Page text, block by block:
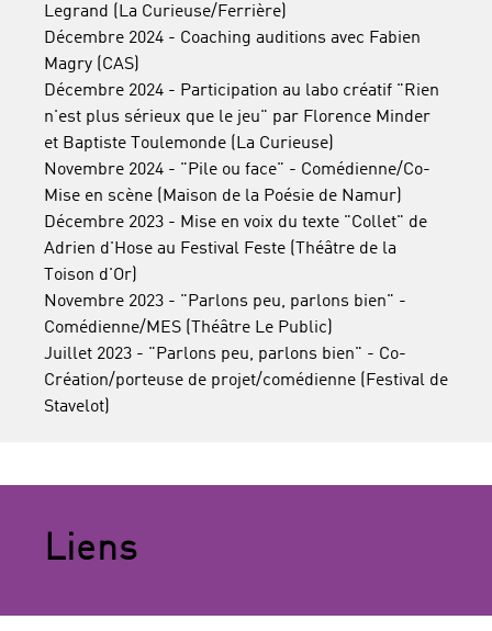
Legrand (La Curieuse/Ferrière)
Décembre 2024 - Coaching auditions avec Fabien
Magry (CAS)
Décembre 2024 - Participation au labo créatif "Rien
n'est plus sérieux que le jeu" par Florence Minder
et Baptiste Toulemonde (La Curieuse)
Novembre 2024 - "Pile ou face" - Comédienne/Co-
Mise en scène (Maison de la Poésie de Namur)
Décembre 2023 - Mise en voix du texte "Collet" de
Adrien d'Hose au Festival Feste (Théâtre de la
Toison d'Or)
Novembre 2023 - "Parlons peu, parlons bien" -
Comédienne/MES (Théâtre Le Public)
Juillet 2023 - "Parlons peu, parlons bien" - Co-
Création/porteuse de projet/comédienne (Festival de
Stavelot)
Liens